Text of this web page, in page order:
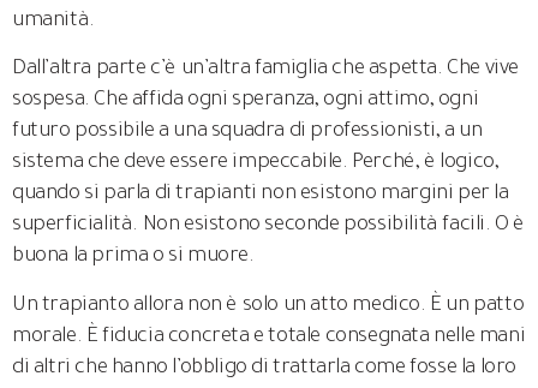
umanità.
Dall’altra parte c’è un’altra famiglia che aspetta. Che vive
sospesa. Che affida ogni speranza, ogni attimo, ogni
futuro possibile a una squadra di professionisti, a un
sistema che deve essere impeccabile. Perché, è logico,
quando si parla di trapianti non esistono margini per la
superficialità. Non esistono seconde possibilità facili. O è
buona la prima o si muore.
Un trapianto allora non è solo un atto medico. È un patto
morale. È fiducia concreta e totale consegnata nelle mani
di altri che hanno l’obbligo di trattarla come fosse la loro